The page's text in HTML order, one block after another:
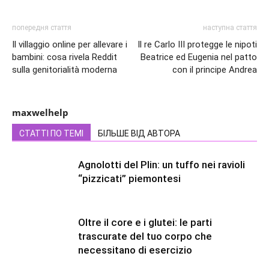
попередня стаття
Il villaggio online per allevare i
bambini: cosa rivela Reddit
sulla genitorialità moderna
наступна стаття
Il re Carlo III protegge le nipoti
Beatrice ed Eugenia nel patto
con il principe Andrea
maxwelhelp
СТАТТІ ПО ТЕМІ БІЛЬШЕ ВІД АВТОРА
Agnolotti del Plin: un tuffo nei ravioli
“pizzicati” piemontesi
Oltre il core e i glutei: le parti
trascurate del tuo corpo che
necessitano di esercizio